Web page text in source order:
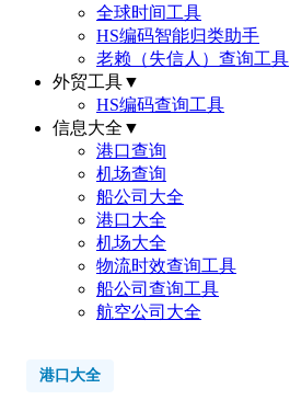
全球时间工具
HS编码智能归类助手
老赖（失信人）查询工具
外贸工具▼
HS编码查询工具
信息大全 ▼
港口查询
机场查询
船公司大全
港口大全
机场大全
物流时效查询工具
船公司查询工具
航空公司大全
港口大全